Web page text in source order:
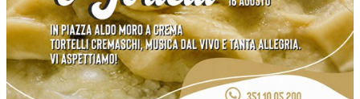
NECROLOGI
ACCEDI